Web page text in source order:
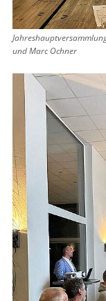
und Marc Ochner